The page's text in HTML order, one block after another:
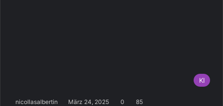
KI
nicollasalbertin März 24, 2025 0 85